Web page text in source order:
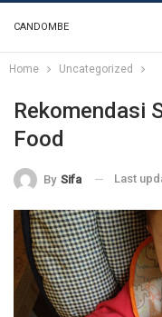
CANDOMBE
Home Uncategorized
Rekomendasi
Food
By Sifa Last